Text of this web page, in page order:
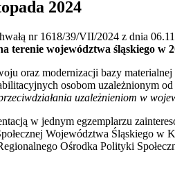
2024
nr 1618/39/VII/2024 z dnia
terenie województwa śląskiego w
oraz modernizacji bazy
osobom uzależnionym
uzależnieniom w
w jednym egzemplarzu
Województwa Śląskiego w
Ośrodka Polityki